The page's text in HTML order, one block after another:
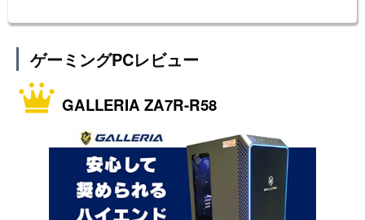
ゲーミングPCレビュー
GALLERIA ZA7R-R58